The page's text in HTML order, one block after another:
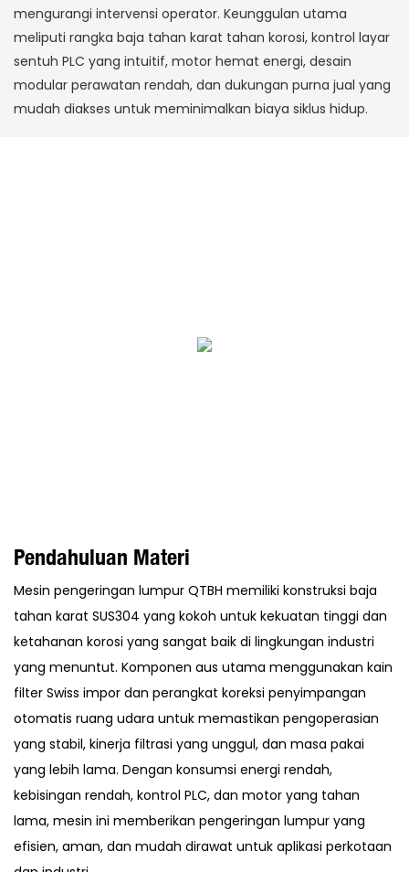
mengurangi intervensi operator. Keunggulan utama
meliputi rangka baja tahan karat tahan korosi, kontrol layar
sentuh PLC yang intuitif, motor hemat energi, desain
modular perawatan rendah, dan dukungan purna jual yang
mudah diakses untuk meminimalkan biaya siklus hidup.
Pendahuluan Materi
Mesin pengeringan lumpur QTBH memiliki konstruksi baja
tahan karat SUS304 yang kokoh untuk kekuatan tinggi dan
ketahanan korosi yang sangat baik di lingkungan industri
yang menuntut. Komponen aus utama menggunakan kain
filter Swiss impor dan perangkat koreksi penyimpangan
otomatis ruang udara untuk memastikan pengoperasian
yang stabil, kinerja filtrasi yang unggul, dan masa pakai
yang lebih lama. Dengan konsumsi energi rendah,
kebisingan rendah, kontrol PLC, dan motor yang tahan
lama, mesin ini memberikan pengeringan lumpur yang
efisien, aman, dan mudah dirawat untuk aplikasi perkotaan